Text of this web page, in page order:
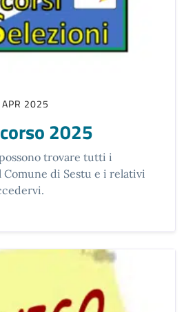
2025
2025
trovare tutti i
di Sestu e i relativi